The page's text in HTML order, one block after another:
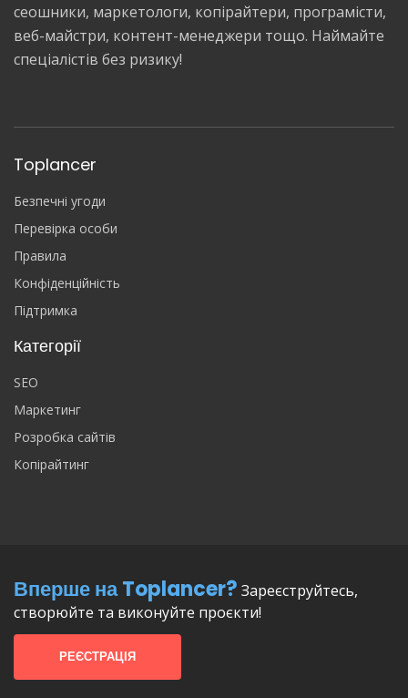
сеошники, маркетологи, копірайтери, програмісти,
веб-майстри, контент-менеджери тощо. Наймайте
спеціалістів без ризику!
Toplancer
Безпечні угоди
Перевірка особи
Правила
Конфіденційність
Підтримка
Категорії
SEO
Маркетинг
Розробка сайтів
Копірайтинг
Вперше на Toplancer? Зареєструйтесь,
створюйте та виконуйте проєкти!
РЕЄСТРАЦІЯ